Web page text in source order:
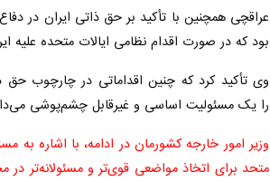
عراقچی همچنین با تأکید بر حق ذاتی ایران در
بود که در صورت اقدام نظامی ایالات متحده
وی تأکید کرد که چنین اقداماتی در چارچوب حق
یک مسئولیت اساسی و غیرقابل چشم‌پوشی
وزیر امور خارجه کشورمان در ادامه، با اشاره
متحد برای اتخاذ مواضعی قوی‌تر و مسئولانه‌تر